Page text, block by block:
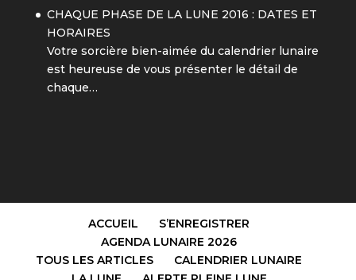
CHAQUE PHASE DE LA LUNE 2016 : DATES ET
HORAIRES
Votre sorcière bien-aimée du calendrier lunaire
est heureuse de vous présenter le détail de
chaque…
ACCUEIL
S’ENREGISTRER
AGENDA LUNAIRE 2026
TOUS LES ARTICLES
CALENDRIER LUNAIRE